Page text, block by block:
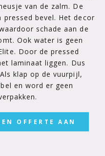
van de zalm. De
bevel. Het decor
schade aan de
Ook water is geen
Door de pressed
laminaat liggen. Dus
klap op de vuurpijl,
en word er geen
OFFERTE AAN